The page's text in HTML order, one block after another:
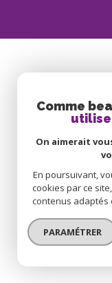
ESPACE
Comme
On aimerait
En poursuivant,
cookies par ce
contenus adaptés
PARAMÉTRER